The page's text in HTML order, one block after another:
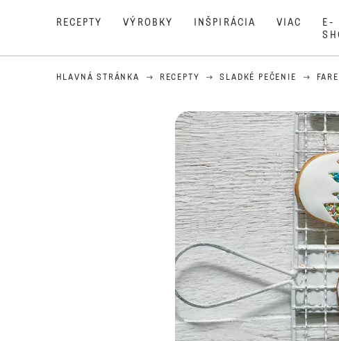
RECEPTY VÝROBKY INŠPIRÁCIA VIAC
E-
HLAVNÁ STRÁNKA RECEPTY SLADKÉ PEČENIE